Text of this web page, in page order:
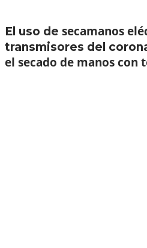
El uso de secamanos
transmisores del
el secado de manos con